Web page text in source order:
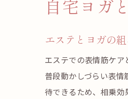
自宅ヨガ
エステとヨガの
エステでの表情筋ケア
普段動かしづらい表
待できるため、相乗効